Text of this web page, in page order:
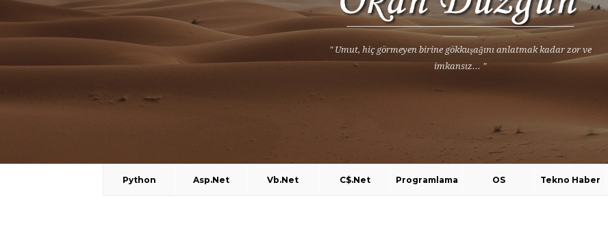
" Umut, hiç görmeyen birine gökkuşağını anlatmak kadar zor ve
imkansız... "
Python Asp.Net Vb.Net C$.Net Programlama OS Tekno Haber